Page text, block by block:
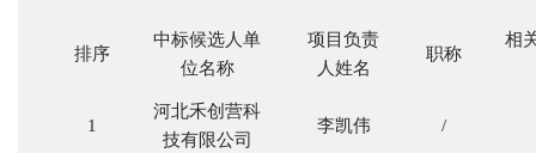
排序
中标候选人单
位名称
项目负责
人姓名
职称
相
1
河北禾创营科
技有限公司
李凯伟 /